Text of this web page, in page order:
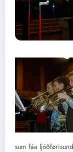
sum fáa